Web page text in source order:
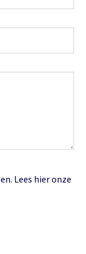
Lees hier onze